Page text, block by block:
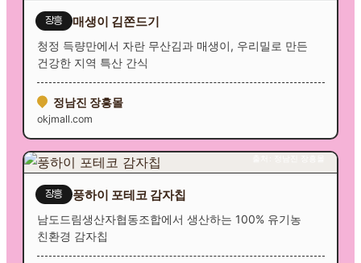
장흥 매생이 김쫀드기
청정 득량만에서 자란 무산김과 매생이, 우리밀로 만든
건강한 지역 특산 간식
정남진 장흥몰
okjmall.com
장흥 풍하이 포테코 감자칩
남도드림생산자협동조합에서 생산하는 100% 유기농
친환경 감자칩